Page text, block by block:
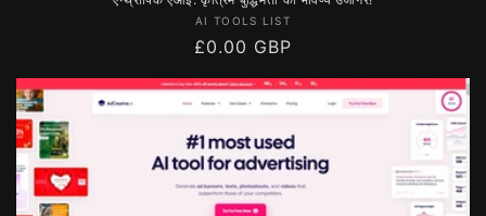
विक्रेता:
AI TOOLS LIST
नियमित
से
£0.00 GBP